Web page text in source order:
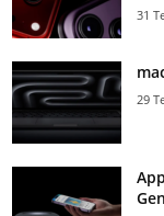
31
29